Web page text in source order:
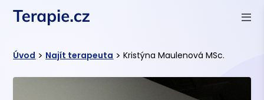
Úvod > Najít terapeuta > Kristýna Maulenová MSc.